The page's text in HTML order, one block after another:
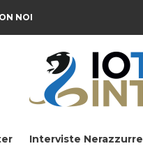
NOI
Interviste Nerazzurre